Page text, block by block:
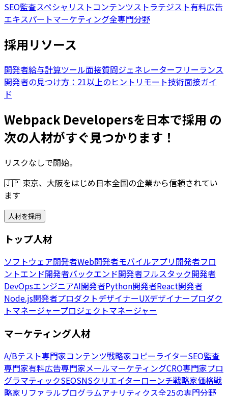
SEO監査スペシャリストコンテンツストラテジスト有料広告
エキスパートマーケティング全専門分野
採用リソース
開発者給与計算ツール面接質問ジェネレーターフリーランス
開発者の見つけ方：21以上のヒント リモート技術面接ガイ
ド
Webpack Developersを日本で採用 の
次の人材がすぐ見つかります！
リスクなしで開始。
🇯🇵 東京、大阪をはじめ日本全国の企業から信頼されてい
ます
人材を採用
トップ人材
ソフトウェア開発者Web開発者モバイルアプリ開発者フロ
ントエンド開発者バックエンド開発者フルスタック開発者
DevOpsエンジニアAI開発者Python開発者React開発者
Node.js開発者プロダクトデザイナーUXデザイナープロダク
トマネージャープロジェクトマネージャー
マーケティング人材
A/Bテスト専門家コンテンツ戦略家コピーライターSEO監査
専門家有料広告専門家メールマーケティングCRO専門家プロ
グラマティックSEOSNSクリエイターローンチ戦略家価格戦
略家リファラルプログラムアナリティクス全25の専門分野